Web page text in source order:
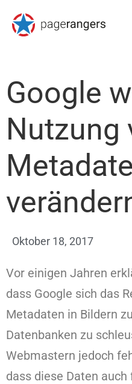
Google
Nutzung
Oktober 18, 2017
Vor einigen Jahren
dass Google sich das
Metadaten in Bildern
Datenbanken zu
Webmastern jedoch
dass diese Daten